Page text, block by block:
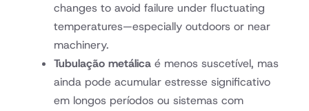
changes to avoid failure under fluctuating
temperatures—especially outdoors or near
machinery.
Tubulação metálica é menos suscetível, mas
ainda pode acumular estresse significativo
em longos períodos ou sistemas com